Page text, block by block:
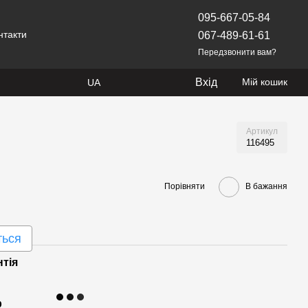
095-667-05-84
067-489-61-61
Передзвонити вам?
UA Вхід Мій кошик
Артикул
116495
Порівняти В бажання